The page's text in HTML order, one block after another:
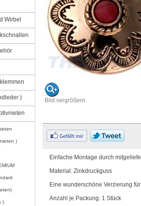
Wirbel
)
)
)
Bild vergrößern
Einfache Montage durch
Material: Zinkdruckguss
Eine wunderschöne Verzierung
Anzahl je Packung: 1 Stück